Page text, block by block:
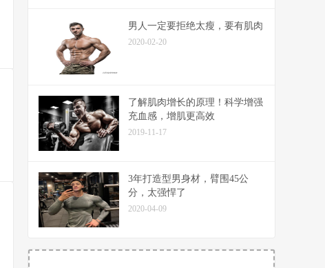
男人一定要拒绝太瘦，要有肌肉
2020-02-20
了解肌肉增长的原理！科学增强
充血感，增肌更高效
2019-11-17
3年打造型男身材，臂围45公
分，太强悍了
2020-04-09